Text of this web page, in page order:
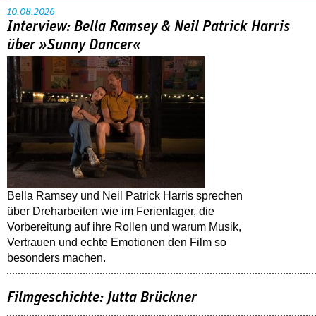
10.08.2026
Interview: Bella Ramsey & Neil Patrick Harris
über »Sunny Dancer«
Bella Ramsey und Neil Patrick Harris sprechen
über Dreharbeiten wie im Ferienlager, die
Vorbereitung auf ihre Rollen und warum Musik,
Vertrauen und echte Emotionen den Film so
besonders machen.
Filmgeschichte: Jutta Brückner